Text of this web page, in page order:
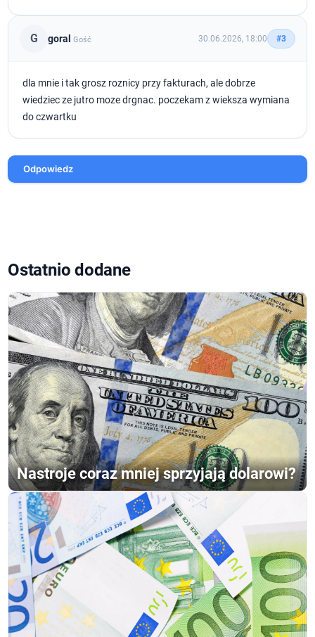
G goral Gość 30.06.2026, 18:00 #3
dla mnie i tak grosz roznicy przy fakturach, ale dobrze
wiedziec ze jutro moze drgnac. poczekam z wieksza wymiana
do czwartku
Odpowiedz
Ostatnio dodane
Nastroje coraz mniej sprzyjają dolarowi?